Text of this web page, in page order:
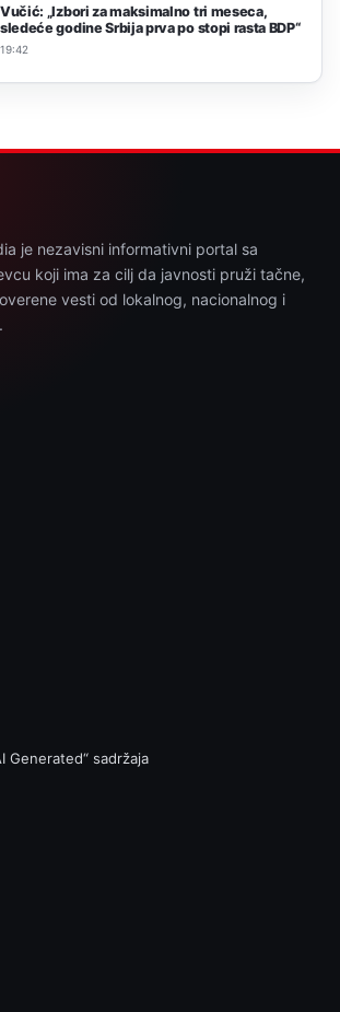
Vučić: „Izbori za maksimalno tri meseca,
sledeće godine Srbija prva po stopi rasta BDP“
19:42
je nezavisni informativni portal sa
koji ima za cilj da javnosti pruži tačne,
vesti od lokalnog, nacionalnog i
Generated“ sadržaja